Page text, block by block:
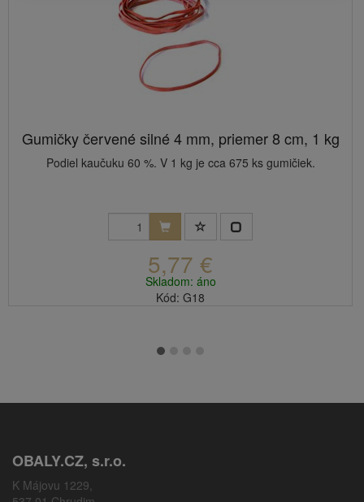
Gumičky červené silné 4 mm, priemer 8 cm, 1 kg
Podiel kaučuku 60 %. V 1 kg je cca 675 ks gumičiek.
5,77 €
Skladom: áno
Kód: G18
OBALY.CZ, s.r.o.
K Májovu 1229,